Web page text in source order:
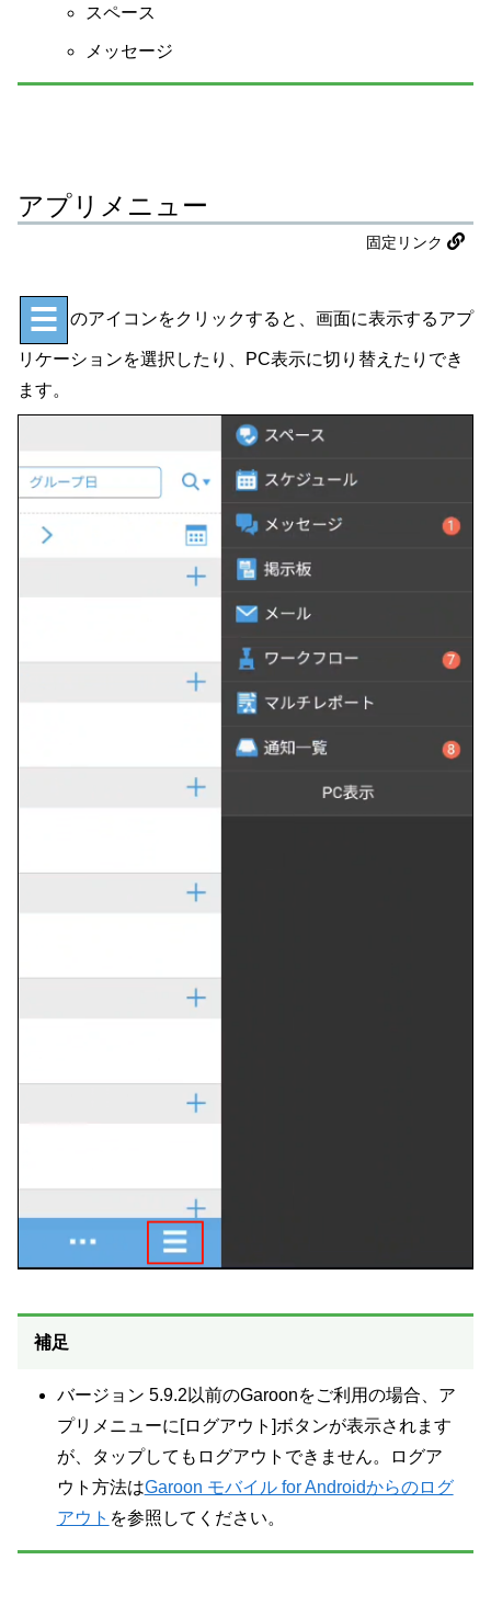
スペース
メッセージ
アプリメニュー
固定リンク
のアイコンをクリックすると、画面に表示するアプ
リケーションを選択したり、PC表示に切り替えたりでき
ます。
補足
バージョン 5.9.2以前のGaroonをご利用の場合、ア
プリメニューに[ログアウト]ボタンが表示されます
が、タップしてもログアウトできません。ログア
ウト方法はGaroon モバイル for Androidからのログ
アウト を参照してください。